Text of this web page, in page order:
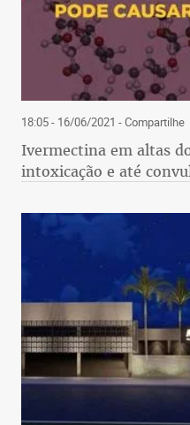
18:05 - 16/06/2021 - Compartilhe
Ivermectina em altas
intoxicação e até